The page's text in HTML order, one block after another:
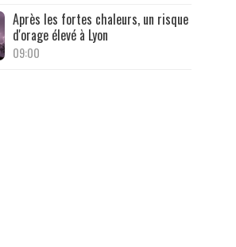
Après les fortes chaleurs, un risque
d'orage élevé à Lyon
09:00